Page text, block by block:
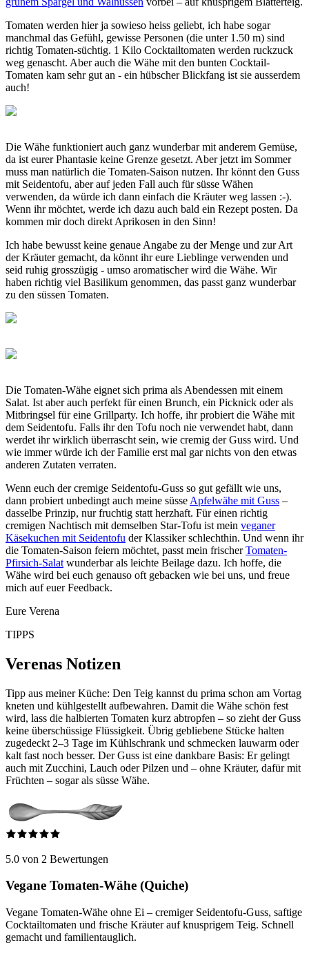
Tomaten werden hier ja sowieso heiss geliebt, ich habe sogar
manchmal das Gefühl, gewisse Personen (die unter 1.50 m) sind
richtig Tomaten-süchtig. 1 Kilo Cocktailtomaten werden ruckzuck
weg genascht. Aber auch die Wähe mit den bunten Cocktail-
Tomaten kam sehr gut an - ein hübscher Blickfang ist sie ausserdem
auch!
Die Wähe funktioniert auch ganz wunderbar mit anderem Gemüse,
da ist eurer Phantasie keine Grenze gesetzt. Aber jetzt im Sommer
muss man natürlich die Tomaten-Saison nutzen. Ihr könnt den Guss
mit Seidentofu, aber auf jeden Fall auch für süsse Wähen
verwenden, da würde ich dann einfach die Kräuter weg lassen :-).
Wenn ihr möchtet, werde ich dazu auch bald ein Rezept posten. Da
kommen mir doch direkt Aprikosen in den Sinn!
Ich habe bewusst keine genaue Angabe zu der Menge und zur Art
der Kräuter gemacht, da könnt ihr eure Lieblinge verwenden und
seid ruhig grosszügig - umso aromatischer wird die Wähe. Wir
haben richtig viel Basilikum genommen, das passt ganz wunderbar
zu den süssen Tomaten.
Die Tomaten-Wähe eignet sich prima als Abendessen mit einem
Salat. Ist aber auch perfekt für einen Brunch, ein Picknick oder als
Mitbringsel für eine Grillparty. Ich hoffe, ihr probiert die Wähe mit
dem Seidentofu. Falls ihr den Tofu noch nie verwendet habt, dann
werdet ihr wirklich überrascht sein, wie cremig der Guss wird. Und
wie immer würde ich der Familie erst mal gar nichts von den etwas
anderen Zutaten verraten.
Wenn euch der cremige Seidentofu-Guss so gut gefällt wie uns,
dann probiert unbedingt auch meine süsse Apfelwähe mit Guss –
dasselbe Prinzip, nur fruchtig statt herzhaft. Für einen richtig
cremigen Nachtisch mit demselben Star-Tofu ist mein veganer
Käsekuchen mit Seidentofu der Klassiker schlechthin. Und wenn ihr
die Tomaten-Saison feiern möchtet, passt mein frischerTomaten-
Pfirsich-Salat wunderbar als leichte Beilage dazu. Ich hoffe, die
Wähe wird bei euch genauso oft gebacken wie bei uns, und freue
mich auf euer Feedback.
Eure Verena
TIPPS
Verenas Notizen
Tipp aus meiner Küche: Den Teig kannst du prima schon am Vortag
kneten und kühlgestellt aufbewahren. Damit die Wähe schön fest
wird, lass die halbierten Tomaten kurz abtropfen – so zieht der Guss
keine überschüssige Flüssigkeit. Übrig gebliebene Stücke halten
zugedeckt 2–3 Tage im Kühlschrank und schmecken lauwarm oder
kalt fast noch besser. Der Guss ist eine dankbare Basis: Er gelingt
auch mit Zucchini, Lauch oder Pilzen und – ohne Kräuter, dafür mit
Früchten – sogar als süsse Wähe.
5.0 von 2 Bewertungen
Vegane Tomaten-Wähe (Quiche)
Vegane Tomaten-Wähe ohne Ei – cremiger Seidentofu-Guss, saftige
Cocktailtomaten und frische Kräuter auf knusprigem Teig. Schnell
gemacht und familientauglich.